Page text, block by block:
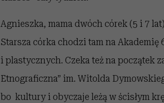
Agnieszka, mama dwóch córek (5 i 7
Starsza córka chodzi tam na
i plastycznych. Czeka też na początek
Etnograficzna” im. Witolda
bo kultury i obyczaje leżą w ścisłym